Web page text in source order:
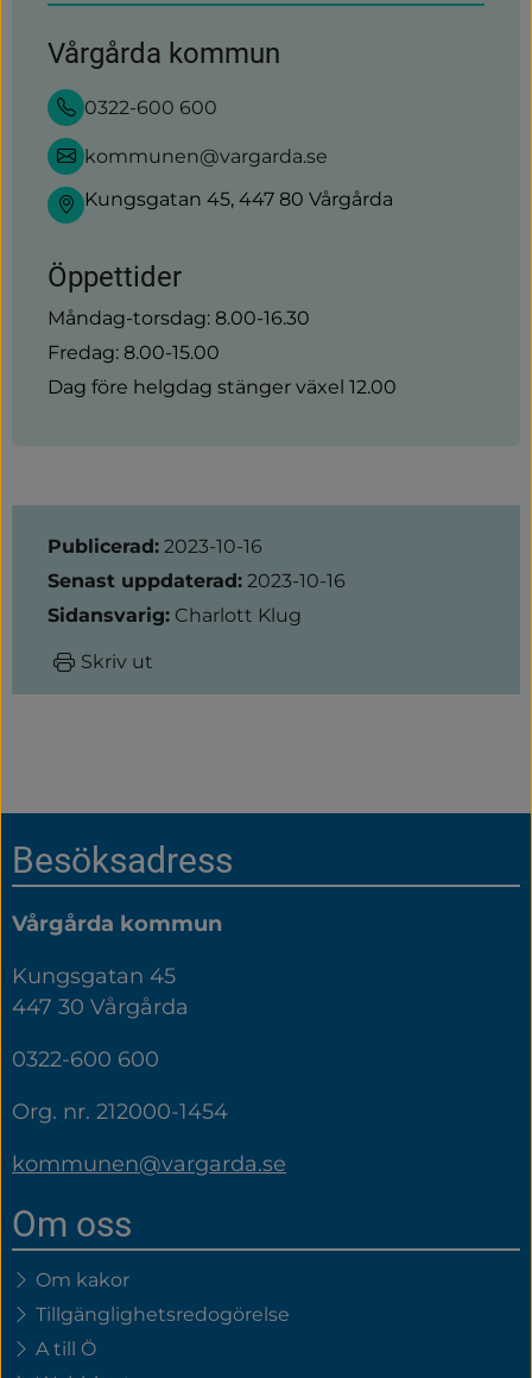
Vårgårda kommun
0322-600 600
kommunen@vargarda.se
Kungsgatan 45, 447 80 Vårgårda
Öppettider
Måndag-torsdag: 8.00-16.30
Fredag: 8.00-15.00
Dag före helgdag stänger växel 12.00
Sidinformation
Publicerad: 2023-10-16
Senast uppdaterad: 2023-10-16
Sidansvarig: Charlott Klug
Skriv ut
Sidfot
Besöksadress
Vårgårda kommun
Kungsgatan 45
447 30 Vårgårda
0322-600 600
Org. nr. 212000-1454
kommunen@vargarda.se
Om oss
Om kakor
Tillgänglighetsredogörelse
A till Ö